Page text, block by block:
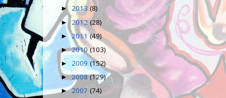
► 2013 (8)
►2012(28)
►2011(49)
►2010(103)
► 2009 (152)
►2008(129)
►2007 (74)